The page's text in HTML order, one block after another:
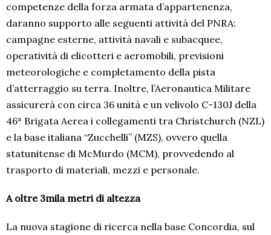
competenze della forza armata d’appartenenza,
daranno supporto alle seguenti attività del PNRA:
campagne esterne, attività navali e subacquee,
operatività di elicotteri e aeromobili, previsioni
meteorologiche e completamento della pista
d’atterraggio su terra. Inoltre, l’Aeronautica Militare
assicurerà con circa 36 unità e un velivolo C-130J della
46ª Brigata Aerea i collegamenti tra Christchurch (NZL)
e la base italiana “Zucchelli” (MZS), ovvero quella
statunitense di McMurdo (MCM), provvedendo al
trasporto di materiali, mezzi e personale.
A oltre 3mila metri di altezza
La nuova stagione di ricerca nella base Concordia, sul